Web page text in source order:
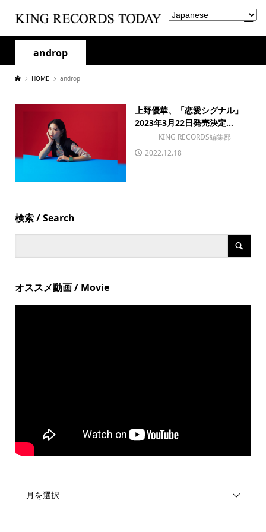
androp
HOME androp
上野優華、「恋愛シグナル」
2023年3月22日発売決定...
KING RECORDS編集部
2022.12.18
検索 / Search
オススメ動画 / Movie
月を選択